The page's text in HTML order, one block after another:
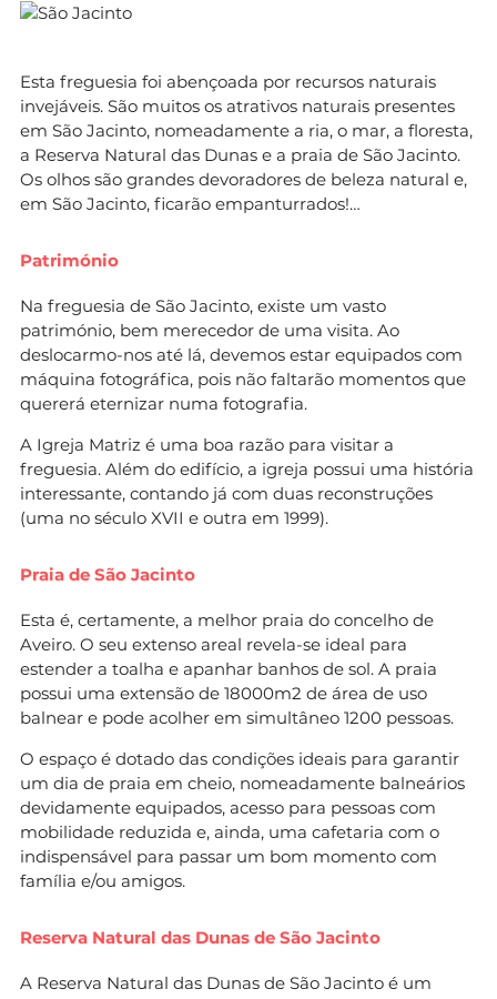
Esta freguesia foi abençoada por recursos naturais
invejáveis. São muitos os atrativos naturais presentes
em São Jacinto, nomeadamente a ria, o mar, a floresta,
a Reserva Natural das Dunas e a praia de São Jacinto.
Os olhos são grandes devoradores de beleza natural e,
em São Jacinto, ficarão empanturrados!…
Património
Na freguesia de São Jacinto, existe um vasto
património, bem merecedor de uma visita. Ao
deslocarmo-nos até lá, devemos estar equipados com
máquina fotográfica, pois não faltarão momentos que
quererá eternizar numa fotografia.
A Igreja Matriz é uma boa razão para visitar a
freguesia. Além do edifício, a igreja possui uma história
interessante, contando já com duas reconstruções
(uma no século XVII e outra em 1999).
Praia de São Jacinto
Esta é, certamente, a melhor praia do concelho de
Aveiro. O seu extenso areal revela-se ideal para
estender a toalha e apanhar banhos de sol. A praia
possui uma extensão de 18000m2 de área de uso
balnear e pode acolher em simultâneo 1200 pessoas.
O espaço é dotado das condições ideais para garantir
um dia de praia em cheio, nomeadamente balneários
devidamente equipados, acesso para pessoas com
mobilidade reduzida e, ainda, uma cafetaria com o
indispensável para passar um bom momento com
família e/ou amigos.
Reserva Natural das Dunas de São Jacinto
A Reserva Natural das Dunas de São Jacinto é um